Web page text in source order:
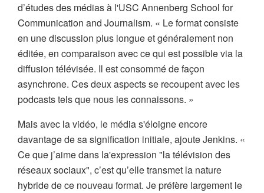
d’études des médias à l'USC Annenberg School for
Communication and Journalism. « Le format consiste
en une discussion plus longue et généralement non
éditée, en comparaison avec ce qui est possible via la
diffusion télévisée. Il est consommé de façon
asynchrone. Ces deux aspects se recoupent avec les
podcasts tels que nous les connaissons. »
Mais avec la vidéo, le média s'éloigne encore
davantage de sa signification initiale, ajoute Jenkins. «
Ce que j’aime dans la'expression "la télévision des
réseaux sociaux", c’est qu’elle transmet la nature
hybride de ce nouveau format. Je préfère largement le